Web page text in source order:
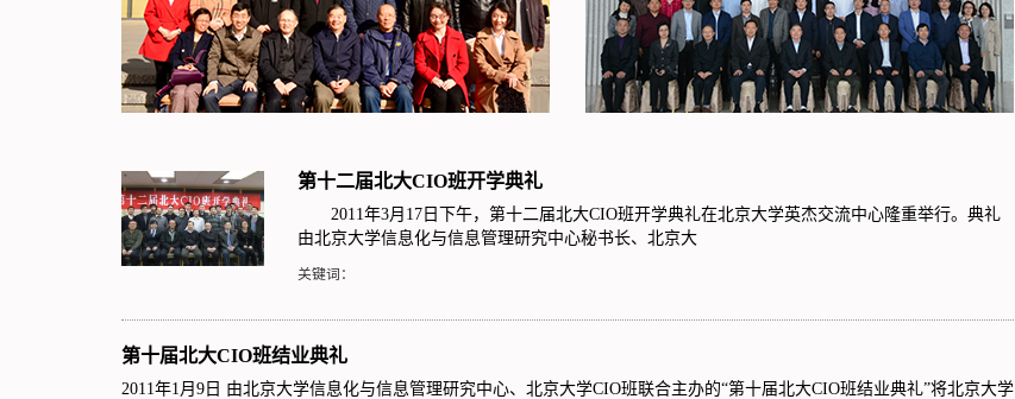
第十二届北大CIO班开学典礼
2011年3月17日下午，第十二届北大CIO班开学典礼在北京大学英杰交流中心隆重举行。典礼
由北京大学信息化与信息管理研究中心秘书长、北京大
关键词：
第十届北大CIO班结业典礼
2011年1月9日 由北京大学信息化与信息管理研究中心、北京大学CIO班联合主办的“第十届北大CIO班结业典礼”将北京大学